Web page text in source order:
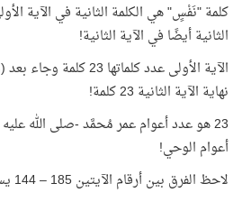
كلمة "نَفْسٍ" هي الكلمة الثانية في الآية
الثانية أيضًا في الآية الثانية!
الآية الأولى عدد
نهاية الآية الثانية 23 كلمة!
23 هو عدد أعوام عمر مُحمَّد -صلى الله
أعوام الوحي!
لاحظ الفرق بين أرقام الآيتين 185 – 144 يساوي 41